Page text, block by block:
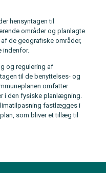
hensyntagen til
områder og planlagte
de geografiske områder,
indenfor.
og regulering af
til de benyttelses- og
omfatter
i den fysiske planlægning.
fastlægges i
som bliver et tillæg til